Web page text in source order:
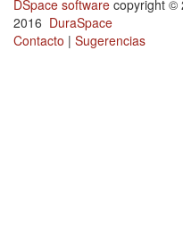
DSpace software copyright ©
2016 DuraSpace
Contacto | Sugerencias